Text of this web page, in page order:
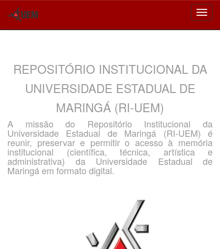
REPOSITÓRIO INSTITUCIONAL DA
UNIVERSIDADE ESTADUAL DE
MARINGÁ (RI-UEM)
A missão do Repositório Institucional da
Universidade Estadual de Maringá (RI-UEM) é
reunir, preservar e permitir o acesso à memória
institucional (científica, técnica, artística e
administrativa) da Universidade Estadual de
Maringá em formato digital.